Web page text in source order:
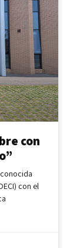
con
con el